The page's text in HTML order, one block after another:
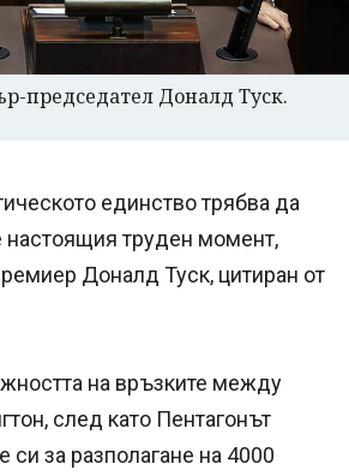
председател Доналд Туск.
единство трябва да
настоящия труден момент,
Доналд Туск, цитиран от
на връзките между
след като Пентагонът
си за разполагане на 4000